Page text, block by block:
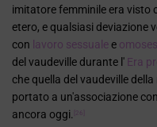
imitatore femminile era visto
etero, e qualsiasi deviazione
con lavoro sessualee
del vaudeville durante l' Era
che quella del vaudeville
portato a un'associazione
ancora oggi. [26]